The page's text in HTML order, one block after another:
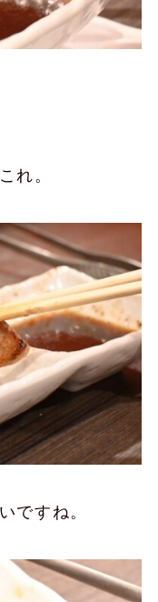
れ。
ですね。